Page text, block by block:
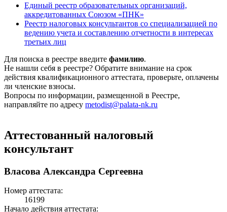
Единый реестр образовательных организаций,
аккредитованных Союзом «ПНК»
Реестр налоговых консультантов со специализацией по
ведению учета и составлению отчетности в интересах
третьих лиц
Для поиска в реестре введите фамилию.
Не нашли себя в реестре? Обратите внимание на срок
действия квалификационного аттестата, проверьте, оплачены
ли членские взносы.
Вопросы по информации, размещенной в Реестре,
направляйте по адресу metodist@palata-nk.ru
Аттестованный налоговый
консультант
Власова Александра Сергеевна
Номер аттестата:
16199
Начало действия аттестата: